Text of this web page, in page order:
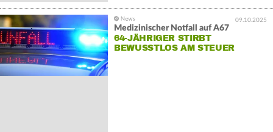
09.10.2025
Medizinischer Notfall auf A67
64-JÄHRIGER STIRBT
BEWUSSTLOS AM STEUER